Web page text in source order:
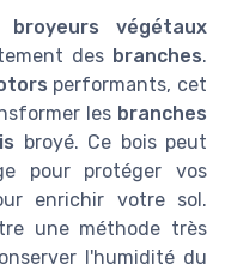
broyeurs végétaux
des branches.
performants, cet
les branches
broyé. Ce bois peut
pour protéger vos
enrichir votre sol.
une méthode très
l'humidité du